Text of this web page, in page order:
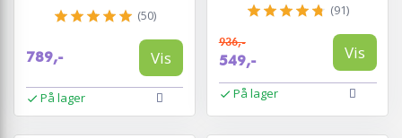
(50)
789,- Vis
På lager
(91)
936,-
549,- Vis
På lager